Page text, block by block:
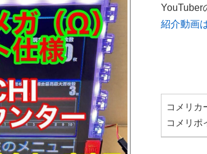
YouTuber
紹介動画
コメリカ
コメリポ